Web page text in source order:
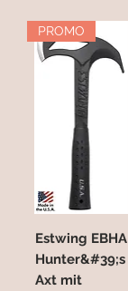
PROMO
Estwing EBHA
Hunter&#39;s
Axt mit